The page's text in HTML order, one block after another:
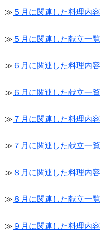
≫ ５月に関連した料理内容
≫ ５月に関連した献立一覧
≫ ６月に関連した料理内容
≫ ６月に関連した献立一覧
≫ ７月に関連した料理内容
≫ ７月に関連した献立一覧
≫ ８月に関連した料理内容
≫ ８月に関連した献立一覧
≫ ９月に関連した料理内容